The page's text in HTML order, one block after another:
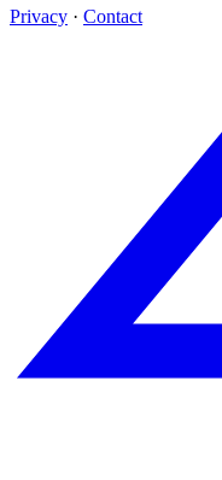
Privacy · Contact